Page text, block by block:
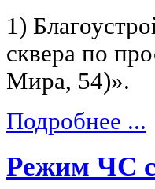
1)
сквера по
Мира, 54)».
Подробнее ...
Режим ЧС